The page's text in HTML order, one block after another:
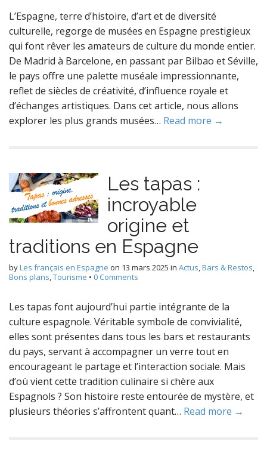
L’Espagne, terre d’histoire, d’art et de diversité
culturelle, regorge de musées en Espagne prestigieux
qui font rêver les amateurs de culture du monde entier.
De Madrid à Barcelone, en passant par Bilbao et Séville,
le pays offre une palette muséale impressionnante,
reflet de siècles de créativité, d’influence royale et
d’échanges artistiques. Dans cet article, nous allons
explorer les plus grands musées… Read more →
Les tapas :
incroyable
origine et
traditions en Espagne
byLes français en Espagne on 13 mars 2025 in Actus,Bars & Restos,
Bons plans,Tourisme • 0 Comments
Les tapas font aujourd’hui partie intégrante de la
culture espagnole. Véritable symbole de convivialité,
elles sont présentes dans tous les bars et restaurants
du pays, servant à accompagner un verre tout en
encourageant le partage et l’interaction sociale. Mais
d’où vient cette tradition culinaire si chère aux
Espagnols ? Son histoire reste entourée de mystère, et
plusieurs théories s’affrontent quant… Read more →